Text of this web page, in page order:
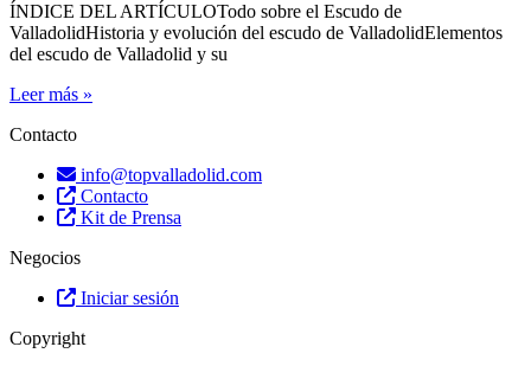
ÍNDICE DEL ARTÍCULOTodo sobre el Escudo de
ValladolidHistoria y evolución del escudo de ValladolidElementos
del escudo de Valladolid y su
Leer más »
Contacto
info@topvalladolid.com
Contacto
Kit de Prensa
Negocios
Iniciar sesión
Copyright